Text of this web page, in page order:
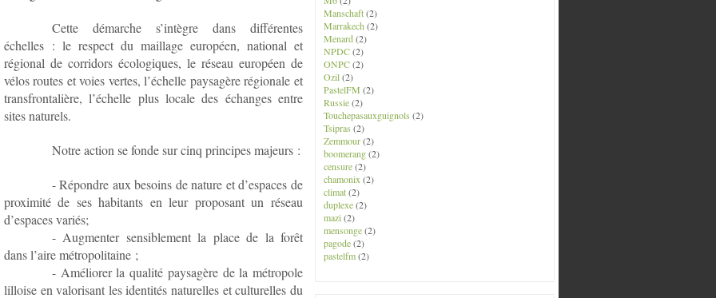
Cette démarche s’intègre dans différentes
échelles : le respect du maillage européen, national et
régional de corridors écologiques, le réseau européen de
vélos routes et voies vertes, l’échelle paysagère régionale et
transfrontalière, l’échelle plus locale des échanges entre
sites naturels.
Notre action se fonde sur cinq principes majeurs :
- Répondre aux besoins de nature et d’espaces de
proximité de ses habitants en leur proposant un réseau
d’espaces variés;
- Augmenter sensiblement la place de la forêt
dans l’aire métropolitaine ;
- Améliorer la qualité paysagère de la métropole
lilloise en valorisant les identités naturelles et culturelles du
Manschaft(2)
Marrakech (2)
Menard(2)
NPDC(2)
ONPC(2)
Ozil(2)
PastelFM (2)
Russie(2)
Touchepasauxguignols (2)
Tsipras (2)
Zemmour(2)
boomerang(2)
censure(2)
chamonix (2)
climat(2)
duplexe(2)
mazi(2)
mensonge(2)
pagode(2)
pastelfm(2)